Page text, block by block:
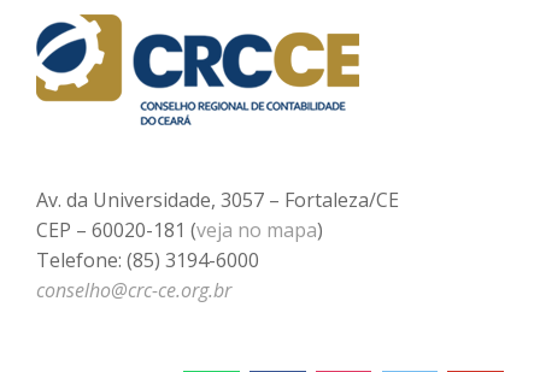
Av. da Universidade, 3057 – Fortaleza/CE
CEP – 60020-181 (veja no mapa)
Telefone: (85) 3194-6000
conselho@crc-ce.org.br